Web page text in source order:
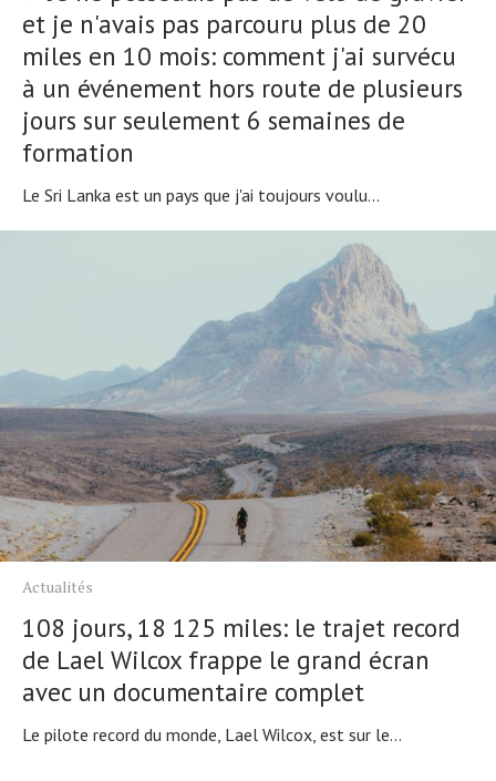
et je n'avais pas parcouru plus de 20
miles en 10 mois: comment j'ai survécu
à un événement hors route de plusieurs
jours sur seulement 6 semaines de
formation
Le Sri Lanka est un pays que j'ai toujours voulu...
Actualités
108 jours, 18 125 miles: le trajet record
de Lael Wilcox frappe le grand écran
avec un documentaire complet
Le pilote record du monde, Lael Wilcox, est sur le...